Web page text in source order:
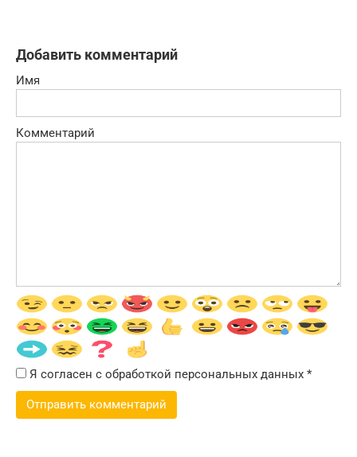
Добавить комментарий
Имя
Комментарий
Я согласен с обработкой персональных данных *